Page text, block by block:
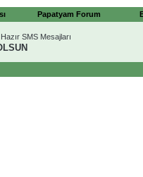
Papatyam Forum
Hazır SMS Mesajları